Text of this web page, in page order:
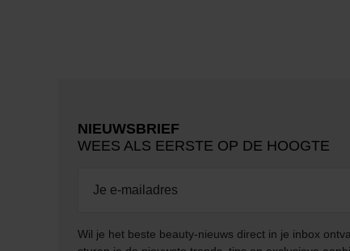
NIEUWSBRIEF
WEES ALS EERSTE OP DE HOOGTE
Wil je het beste beauty-nieuws direct in je inbox